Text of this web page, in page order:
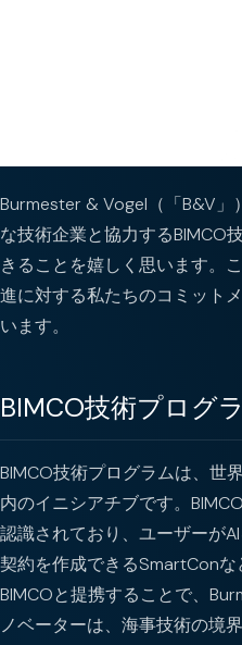
Burmester & Vogel（「B&V
な技術企業と協力するBIMCO
きることを嬉しく思います。
進に対する私たちのコミット
います。
BIMCO技術プログ
BIMCO技術プログラムは、世
内のイニシアチブです。
認識されており、ユーザーが
契約を作成できるSmartConな
BIMCOと提携することで、
ノベーターは、海事技術の境